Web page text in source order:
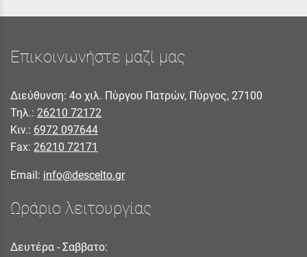
Επικοινωνήστε μαζί μας
Διεύθυνση: 4ο χιλ. Πύργου Πατρών, Πύργος, 27100
Τηλ.: 26210 72172
Κιν.: 6972 097644
Fax: 26210 72171
Email: info@descelto.gr
Ωράριο λειτουργίας
Δευτέρα - Σαββατο: